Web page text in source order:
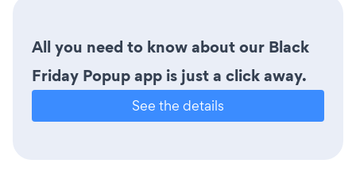
All you need to know about our Black
Friday Popup app is just a click away.
See the details